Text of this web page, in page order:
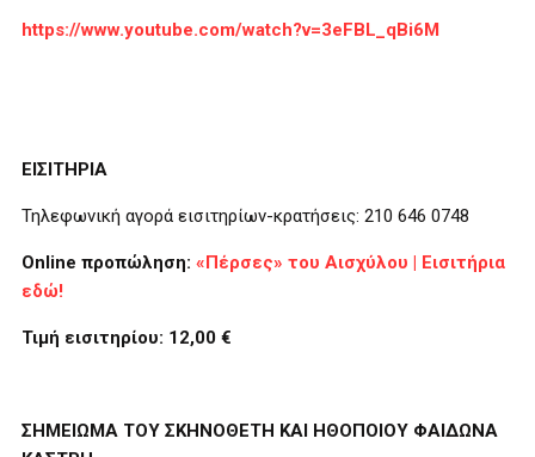
https://www.youtube.com/watch?v=3eFBL qBi6M
ΕΙΣΙΤΗΡΙΑ
Τηλεφωνική αγορά εισιτηρίων-κρατήσεις: 210 646 0748
Online προπώληση: «Πέρσες» του Αισχύλου | Εισιτήρια
εδώ!
Τιμή εισιτηρίου: 12,00 €
ΣΗΜΕΙΩΜΑ ΤΟΥ ΣΚΗΝΟΘΕΤΗ ΚΑΙ ΗΘΟΠΟΙΟΥ ΦΑΙΔΩΝΑ